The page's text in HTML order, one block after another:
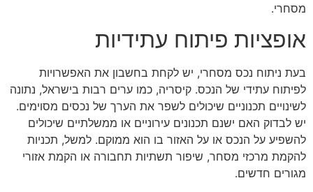
מסחרי.
אופציות פיתוח עתידיות
בעת ניתוח נכס מסחרי, יש לקחת בחשבון את האפשרויות
לפיתוח עתידי של הנכס. קיסריה, כמו ערים רבות בישראל, נתונה
לשינויים תכנוניים שיכולים לשפר את הערך של נכסים מסוימים.
יש לבדוק האם ישנם תכנונים עירוניים או ממשלתיים שיכולים
להשפיע על הנכס או על האזור בו הוא ממוקם. למשל, תכניות
להקמת מרכזי מסחר, שיפור תשתיות תחבורה או הקמת אזורי
מגורים חדשים.